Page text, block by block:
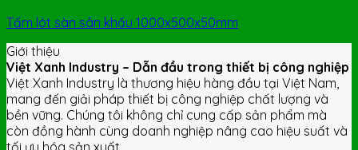
Tấm lót sàn sân khấu 1000x500x50mm
Giới thiệu
Việt Xanh Industry – Dẫn đầu trong thiết bị công nghiệp
Việt Xanh Industry là thương hiệu hàng đầu tại Việt Nam,
mang đến giải pháp thiết bị công nghiệp chất lượng và
bền vững. Chúng tôi không chỉ cung cấp sản phẩm mà
còn đồng hành cùng doanh nghiệp nâng cao hiệu suất và
tối ưu hóa sản xuất.